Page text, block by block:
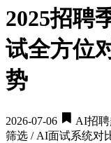
2025招聘
试全方位
势
2026-07-06
AI招
筛选 / AI面试系统对